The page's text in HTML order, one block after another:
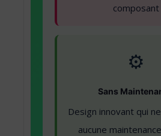
composant
⚙️
Sans
Design innovant qui
aucune